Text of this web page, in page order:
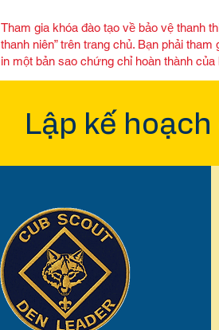
Tham gia khóa đào tạo về bảo vệ thanh
thanh niên” trên trang chủ. Bạn phải
in một bản sao chứng chỉ hoàn thành
Lập kế